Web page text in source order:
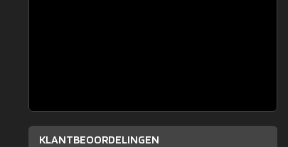
KLANTBEOORDELINGEN